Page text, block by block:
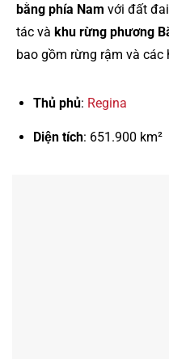
bằng phía Nam với đất
tác và khu rừng phương
bao gồm rừng rậm và các
Thủ phủ: Regina
Diện tích: 651.900 km²